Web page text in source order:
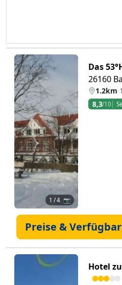
Zurück Weiter
1 / 4 📷
Das
26160
1.2km·
8,3/10
Preise &
Hotel